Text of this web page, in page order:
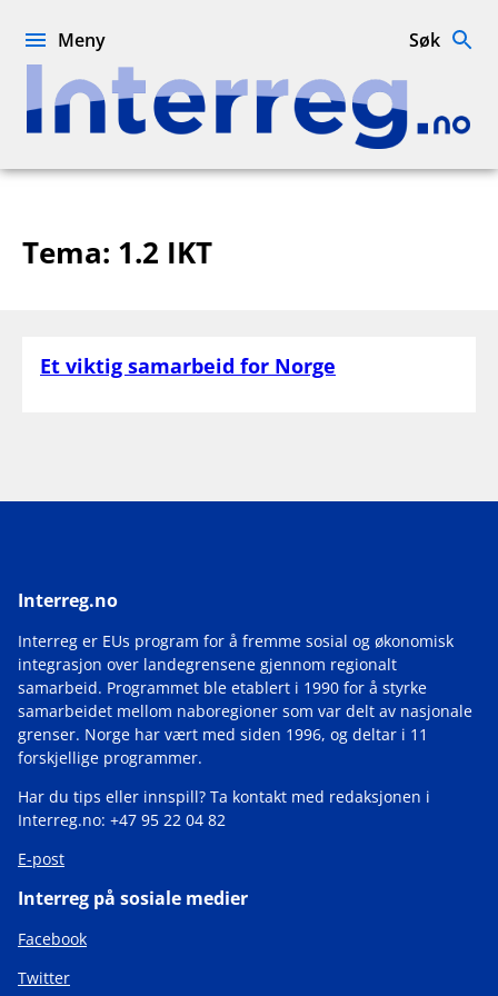
Interreg.no
Meny Søk
Tema: 1.2 IKT
Et viktig samarbeid for Norge
Interreg.no
Interreg er EUs program for å fremme sosial og økonomisk
integrasjon over landegrensene gjennom regionalt
samarbeid. Programmet ble etablert i 1990 for å styrke
samarbeidet mellom naboregioner som var delt av nasjonale
grenser. Norge har vært med siden 1996, og deltar i 11
forskjellige programmer.
Har du tips eller innspill? Ta kontakt med redaksjonen i
Interreg.no: +47 95 22 04 82
E-post
Interreg på sosiale medier
Facebook
Twitter